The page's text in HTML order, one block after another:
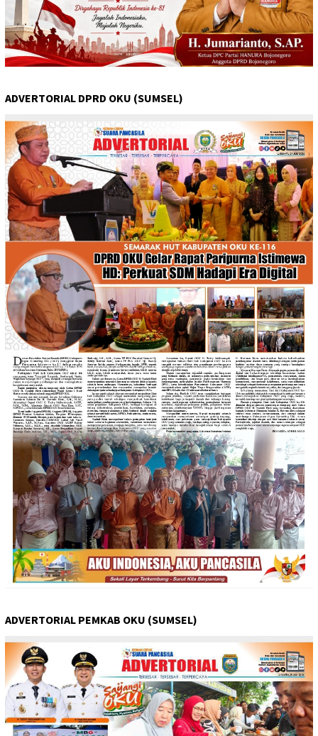
ADVERTORIAL DPRD OKU (SUMSEL)
ADVERTORIAL PEMKAB OKU (SUMSEL)